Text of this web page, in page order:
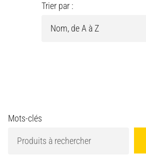
Trier par :
Mots-clés